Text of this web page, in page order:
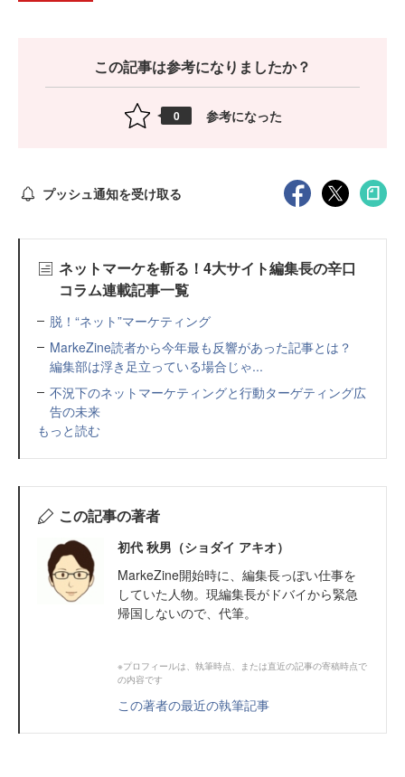
この記事は参考になりましたか？
0 参考になった
プッシュ通知を受け取る
ネットマーケを斬る！4大サイト編集長の辛口
コラム連載記事一覧
脱！“ネット”マーケティング
MarkeZine読者から今年最も反響があった記事とは？
編集部は浮き足立っている場合じゃ...
不況下のネットマーケティングと行動ターゲティング広
告の未来
もっと読む
この記事の著者
初代 秋男（ショダイ アキオ）
MarkeZine開始時に、編集長っぽい仕事を
していた人物。現編集長がドバイから緊急
帰国しないので、代筆。
※プロフィールは、執筆時点、または直近の記事の寄稿時点で
の内容です
この著者の最近の執筆記事